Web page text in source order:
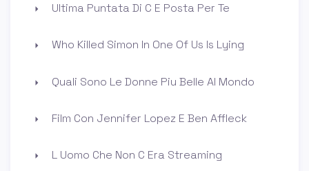
Ultima Puntata Di C E Posta Per Te
Who Killed Simon In One Of Us Is Lying
Quali Sono Le Donne Piu Belle Al Mondo
Film Con Jennifer Lopez E Ben Affleck
L Uomo Che Non C Era Streaming